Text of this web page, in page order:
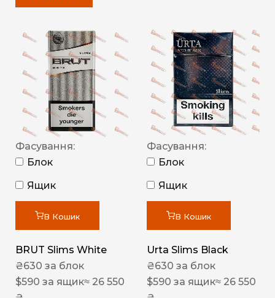
Фасування:
Блок
Ящик
В Кошик
BRUT Slims White
₴630 за блок
$590 за ящик≈ 26 550
Фасування:
Блок
Ящик
В Кошик
Urta Slims Black
₴630 за блок
$590 за ящик≈ 26 550